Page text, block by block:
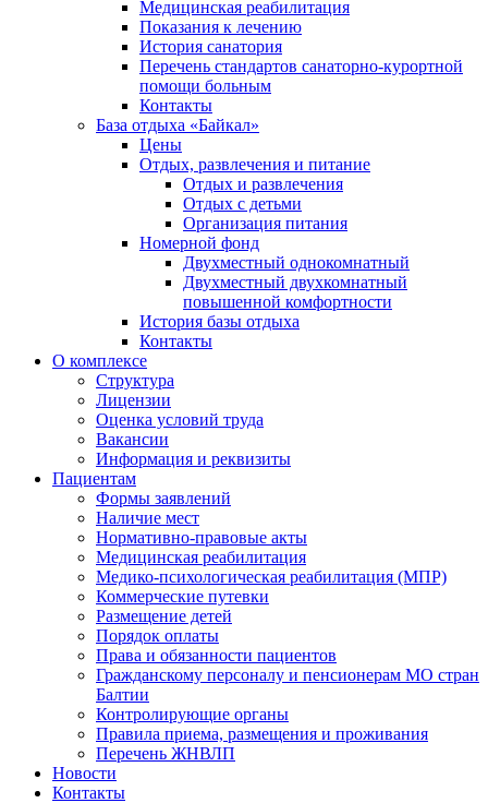
Медицинская реабилитация
Показания к лечению
История санатория
Перечень стандартов санаторно-курортной
помощи больным
Контакты
База отдыха «Байкал»
Цены
Отдых, развлечения и питание
Отдых и развлечения
Отдых с детьми
Организация питания
Номерной фонд
Двухместный однокомнатный
Двухместный двухкомнатный
повышенной комфортности
История базы отдыха
Контакты
О комплексе
Структура
Лицензии
Оценка условий труда
Вакансии
Информация и реквизиты
Пациентам
Формы заявлений
Наличие мест
Нормативно-правовые акты
Медицинская реабилитация
Медико-психологическая реабилитация (МПР)
Коммерческие путевки
Размещение детей
Порядок оплаты
Права и обязанности пациентов
Гражданскому персоналу и пенсионерам МО стран
Балтии
Контролирующие органы
Правила приема, размещения и проживания
Перечень ЖНВЛП
Новости
Контакты